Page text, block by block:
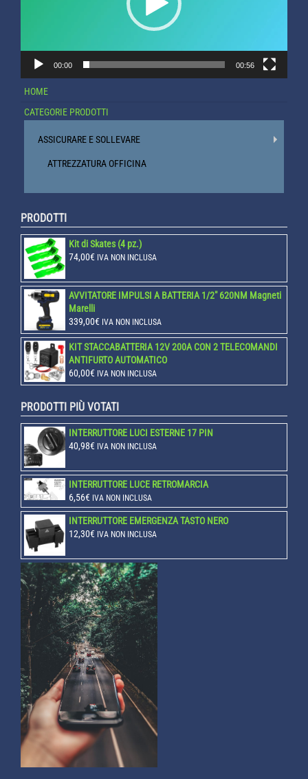
00:00 00:56
HOME
CATEGORIE PRODOTTI
ASSICURARE E SOLLEVARE
ATTREZZATURA OFFICINA
PRODOTTI
Kit di Skates (4 pz.)
74,00€ IVA NON INCLUSA
AVVITATORE IMPULSI A BATTERIA 1/2" 620NM Magneti
Marelli
339,00€ IVA NON INCLUSA
KIT STACCABATTERIA 12V 200A CON 2 TELECOMANDI
ANTIFURTO AUTOMATICO
60,00€ IVA NON INCLUSA
PRODOTTI PIÙ VOTATI
INTERRUTTORE LUCI ESTERNE 17 PIN
40,98€ IVA NON INCLUSA
INTERRUTTORE LUCE RETROMARCIA
6,56€ IVA NON INCLUSA
INTERRUTTORE EMERGENZA TASTO NERO
12,30€ IVA NON INCLUSA